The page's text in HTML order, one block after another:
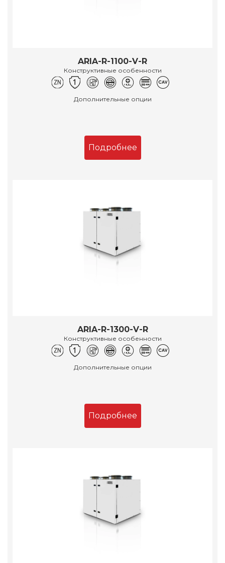
ARIA-R-1100-V-R
Конструктивные особенности
Дополнительные опции
Подробнее
ARIA-R-1300-V-R
Конструктивные особенности
Дополнительные опции
Подробнее